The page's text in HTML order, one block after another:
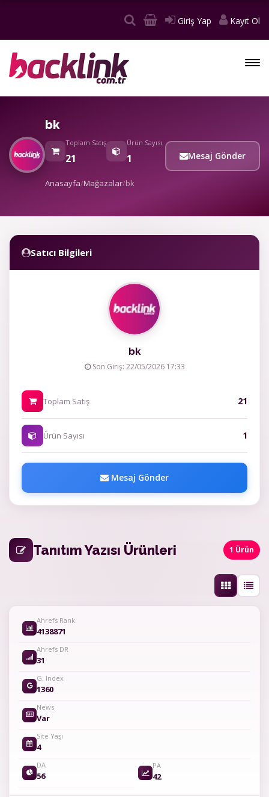
Giriş Yap Kayıt Ol
bk
Toplam Satış
21
Ürün Sayısı
1
Anasayfa/Mağazalar/bk
Mesaj Gönder
Satıcı Bilgileri
bk
Son Giriş: 22/05/2026 17:33
Toplam Satış 21
Ürün Sayısı 1
Mesaj Gönder
Tanıtım Yazısı Ürünleri 1 Ürün
Ahrefs Rank
4138871
Ahrefs DR
31
G. Index
1360
News
Var
Site Yaşı
4
DA
56
PA
42